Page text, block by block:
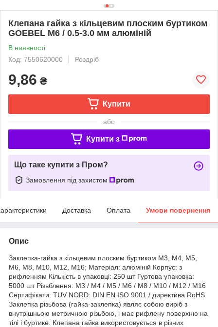
Клепана гайка з кільцевим плоским буртиком
GOEBEL M6 / 0.5-3.0 мм алюміній
В наявності
Код: 7550620000
Роздріб
9,86 ₴
Купити
або
Купити з
Що таке купити з Пром?
Замовлення під захистом
Доставка Оплата Умови повернення
Опис
Заклепка-гайка з кільцевим плоским буртиком M3, М4, М5,
М6, М8, М10, M12, М16; Матеріал: алюміній Корпус: з
рифленням Кількість в упаковці: 250 шт Гуртова упаковка:
5000 шт Різьблення: M3 / М4 / М5 / М6 / М8 / М10 / M12 / М16
Сертифікати: TUV NORD: DIN EN ISO 9001 / директива RoHS
Заклепка різьбова (гайка-заклепка) являє собою виріб з
внутрішньою метричною різьбою, і має рифлену поверхню на
тілі і буртике. Клепана гайка використовується в різних